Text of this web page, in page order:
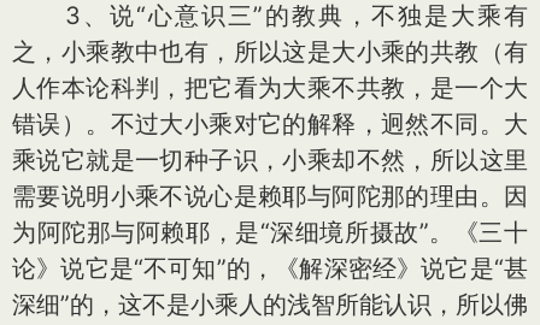
3、说“心意识三”的教典，不独是大乘有
之，小乘教中也有，所以这是大小乘的共教（有
人作本论科判，把它看为大乘不共教，是一个大
错误）。不过大小乘对它的解释，迥然不同。大
乘说它就是一切种子识，小乘却不然，所以这里
需要说明小乘不说心是赖耶与阿陀那的理由。因
为阿陀那与阿赖耶，是“深细境所摄故”。《三十
论》说它是“不可知”的，《解深密经》说它是“甚
深细”的，这不是小乘人的浅智所能认识，所以佛